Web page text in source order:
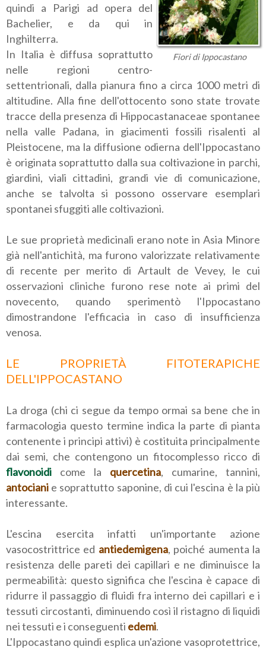
Fiori di Ippocastano
quindi a Parigi ad opera del
Bachelier, e da qui in
Inghilterra.
In Italia è diffusa soprattutto
nelle regioni centro-
settentrionali, dalla pianura fino a circa 1000 metri di
altitudine. Alla fine dell'ottocento sono state trovate
tracce della presenza di Hippocastanaceae spontanee
nella valle Padana, in giacimenti fossili risalenti al
Pleistocene, ma la diffusione odierna dell'Ippocastano
è originata soprattutto dalla sua coltivazione in parchi,
giardini, viali cittadini, grandi vie di comunicazione,
anche se talvolta si possono osservare esemplari
spontanei sfuggiti alle coltivazioni.
Le sue proprietà medicinali erano note in Asia Minore
già nell'antichità, ma furono valorizzate relativamente
di recente per merito di Artault de Vevey, le cui
osservazioni cliniche furono rese note ai primi del
novecento, quando sperimentò l'Ippocastano
dimostrandone l'efficacia in caso di insufficienza
venosa.
LE PROPRIETÀ FITOTERAPICHE
DELL'IPPOCASTANO
La droga (chi ci segue da tempo ormai sa bene che in
farmacologia questo termine indica la parte di pianta
contenente i principi attivi) è costituita principalmente
dai semi, che contengono un fitocomplesso ricco di
flavonoidi come la quercetina, cumarine, tannini,
antociani e soprattutto saponine, di cui l'escina è la più
interessante.
L'escina esercita infatti un'importante azione
vasocostrittrice ed antiedemigena, poiché aumenta la
resistenza delle pareti dei capillari e ne diminuisce la
permeabilità: questo significa che l'escina è capace di
ridurre il passaggio di fluidi fra interno dei capillari e i
tessuti circostanti, diminuendo così il ristagno di liquidi
nei tessuti e i conseguenti edemi.
L'Ippocastano quindi esplica un'azione vasoprotettrice,